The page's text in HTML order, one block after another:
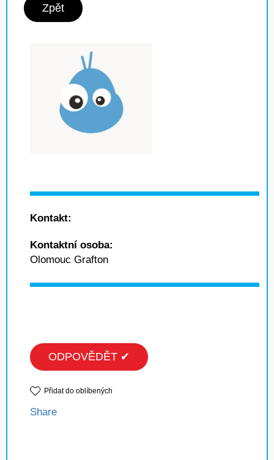
Zpět
Kontakt:
Kontaktní osoba:
Olomouc Grafton
ODPOVĚDĚT ✔
Přidat do oblíbených
Share